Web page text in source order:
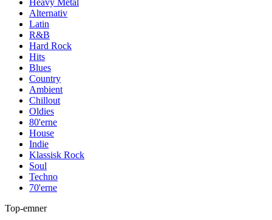
Heavy Metal
Alternativ
Latin
R&B
Hard Rock
Hits
Blues
Country
Ambient
Chillout
Oldies
80'erne
House
Indie
Klassisk Rock
Soul
Techno
70'erne
Top-emner